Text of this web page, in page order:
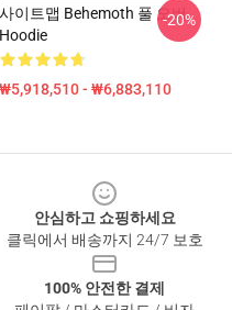
사이트맵 Behemoth 풀 오버
Hoodie
₩5,918,510 - ₩6,883,110
-20%
안심하고 쇼핑하세요
클릭에서 배송까지 24/7 보호
100% 안전한 결제